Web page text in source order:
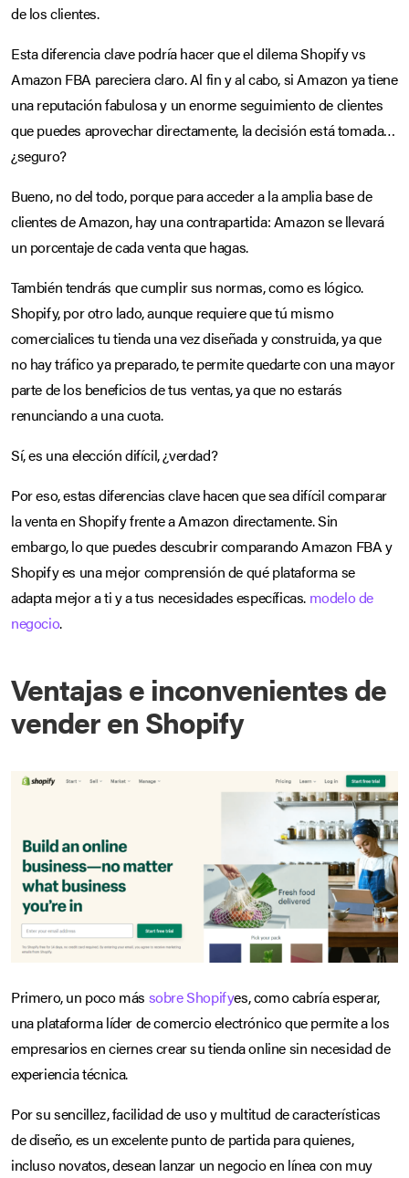
de los clientes.
Esta diferencia clave podría hacer que el dilema Shopify vs
Amazon FBA pareciera claro. Al fin y al cabo, si Amazon ya tiene
una reputación fabulosa y un enorme seguimiento de clientes
que puedes aprovechar directamente, la decisión está tomada…
¿seguro?
Bueno, no del todo, porque para acceder a la amplia base de
clientes de Amazon, hay una contrapartida: Amazon se llevará
un porcentaje de cada venta que hagas.
También tendrás que cumplir sus normas, como es lógico.
Shopify, por otro lado, aunque requiere que tú mismo
comercialices tu tienda una vez diseñada y construida, ya que
no hay tráfico ya preparado, te permite quedarte con una mayor
parte de los beneficios de tus ventas, ya que no estarás
renunciando a una cuota.
Sí, es una elección difícil, ¿verdad?
Por eso, estas diferencias clave hacen que sea difícil comparar
la venta en Shopify frente a Amazon directamente. Sin
embargo, lo que puedes descubrir comparando Amazon FBA y
Shopify es una mejor comprensión de qué plataforma se
adapta mejor a ti y a tus necesidades específicas. modelo de
negocio.
Ventajas e inconvenientes de
vender en Shopify
Primero, un poco más sobre Shopifyes, como cabría esperar,
una plataforma líder de comercio electrónico que permite a los
empresarios en ciernes crear su tienda online sin necesidad de
experiencia técnica.
Por su sencillez, facilidad de uso y multitud de características
de diseño, es un excelente punto de partida para quienes,
incluso novatos, desean lanzar un negocio en línea con muy